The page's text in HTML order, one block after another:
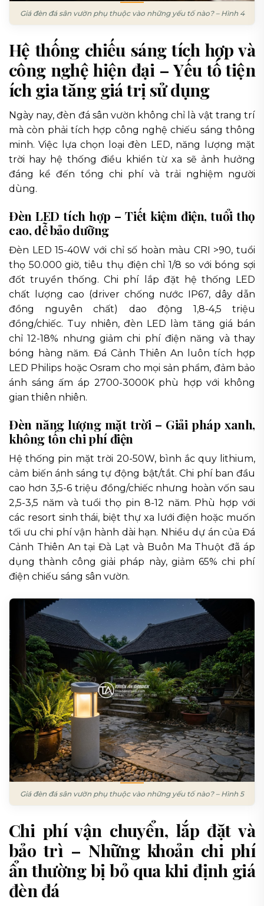
Giá đèn đá sân vườn phụ thuộc vào những yếu tố nào? – Hình 4
Hệ thống chiếu sáng tích hợp và
công nghệ hiện đại – Yếu tố tiện
ích gia tăng giá trị sử dụng
Ngày nay, đèn đá sân vườn không chỉ là vật trang trí
mà còn phải tích hợp công nghệ chiếu sáng thông
minh. Việc lựa chọn loại đèn LED, năng lượng mặt
trời hay hệ thống điều khiển từ xa sẽ ảnh hưởng
đáng kể đến tổng chi phí và trải nghiệm người
dùng.
Đèn LED tích hợp – Tiết kiệm điện, tuổi thọ
cao, dễ bảo dưỡng
Đèn LED 15-40W với chỉ số hoàn màu CRI >90, tuổi
thọ 50.000 giờ, tiêu thụ điện chỉ 1/8 so với bóng sợi
đốt truyền thống. Chi phí lắp đặt hệ thống LED
chất lượng cao (driver chống nước IP67, dây dẫn
đồng nguyên chất) dao động 1,8-4,5 triệu
đồng/chiếc. Tuy nhiên, đèn LED làm tăng giá bán
chỉ 12-18% nhưng giảm chi phí điện năng và thay
bóng hàng năm. Đá Cảnh Thiên An luôn tích hợp
LED Philips hoặc Osram cho mọi sản phẩm, đảm bảo
ánh sáng ấm áp 2700-3000K phù hợp với không
gian thiên nhiên.
Đèn năng lượng mặt trời – Giải pháp xanh,
không tốn chi phí điện
Hệ thống pin mặt trời 20-50W, bình ắc quy lithium,
cảm biến ánh sáng tự động bật/tắt. Chi phí ban đầu
cao hơn 3,5-6 triệu đồng/chiếc nhưng hoàn vốn sau
2,5-3,5 năm và tuổi thọ pin 8-12 năm. Phù hợp với
các resort sinh thái, biệt thự xa lưới điện hoặc muốn
tối ưu chi phí vận hành dài hạn. Nhiều dự án của Đá
Cảnh Thiên An tại Đà Lạt và Buôn Ma Thuột đã áp
dụng thành công giải pháp này, giảm 65% chi phí
điện chiếu sáng sân vườn.
Giá đèn đá sân vườn phụ thuộc vào những yếu tố nào? – Hình 5
Chi phí vận chuyển, lắp đặt và
bảo trì – Những khoản chi phí
ẩn thường bị bỏ qua khi định giá
đèn đá